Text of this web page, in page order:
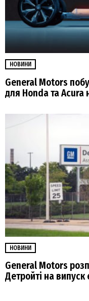
НОВИНИ
General Motors
для Honda та Acura
НОВИНИ
General Motors
Детройті на випуск